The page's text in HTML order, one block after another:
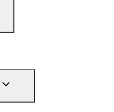
EXPAND
MENU